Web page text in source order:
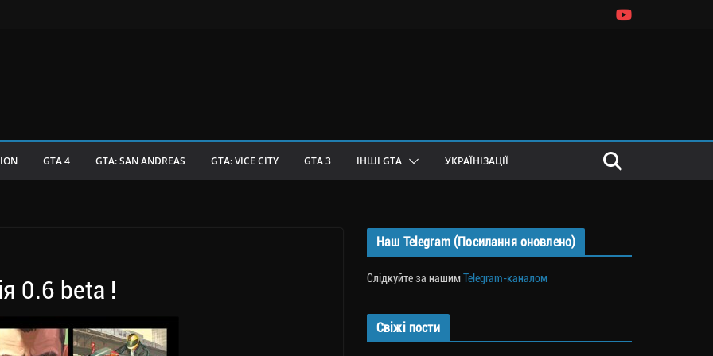
GTA 4 GTA: SAN ANDREAS GTA: VICE CITY GTA 3 ІНШІ GTA УКРАЇНІЗАЦІЇ
0.6 beta !
Наш Telegram (Посилання оновлено)
Слідкуйте за нашимTelegram-каналом
Свіжі пости